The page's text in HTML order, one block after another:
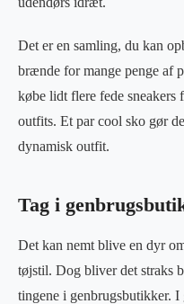
Det er en samling, du kan
brænde for mange penge af
købe lidt flere fede sneakers
outfits. Et par cool sko gør
dynamisk outfit.
Tag i
Det kan nemt blive en dyr
tøjstil. Dog bliver det straks
tingene i genbrugsbutikker.